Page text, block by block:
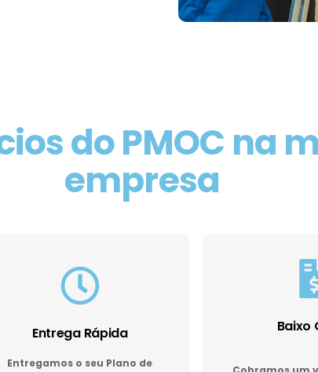
do PMOC na
empresa
Entrega Rápida
Entregamos o seu Plano de
Baixo